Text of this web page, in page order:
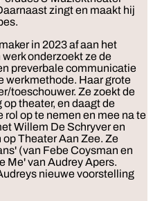
zingt en maakt hij
in 2023 af aan het
onderzoekt ze de
preverbale communicatie
werkmethode. Haar grote
toeschouwer. Ze zoekt de
theater, en daagt de
op te nemen en mee na te
Willem De Schryver en
Theater Aan Zee. Ze
(van Febe Coysman en
Me' van Audrey Apers.
nieuwe voorstelling